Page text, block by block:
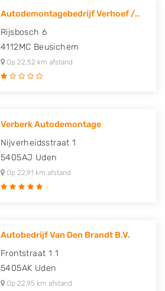
Autodemontagebedrijf Verhoef /..
Rijsbosch 6
4112MC Beusichem
Op 22,52 km afstand
Verberk Autodemontage
Nijverheidsstraat 1
5405AJ Uden
Op 22,91 km afstand
Autobedrijf Van Den Brandt B.V.
Frontstraat 1 1
5405AK Uden
Op 22,95 km afstand